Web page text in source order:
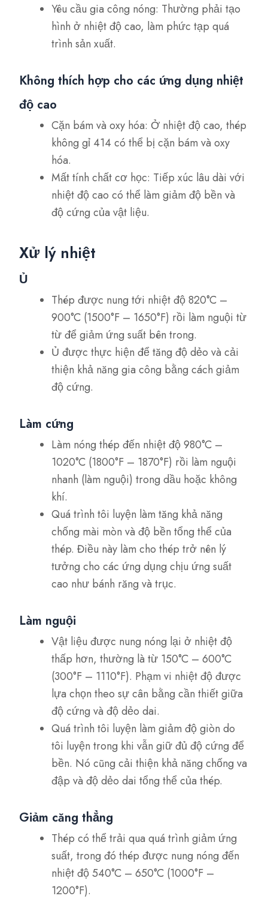
Yêu cầu gia công nóng: Thường phải tạo
hình ở nhiệt độ cao, làm phức tạp quá
trình sản xuất.
Không thích hợp cho các ứng dụng nhiệt
độ cao
Cặn bám và oxy hóa: Ở nhiệt độ cao, thép
không gỉ 414 có thể bị cặn bám và oxy
hóa.
Mất tính chất cơ học: Tiếp xúc lâu dài với
nhiệt độ cao có thể làm giảm độ bền và
độ cứng của vật liệu.
Xử lý nhiệt
Ủ
Thép được nung tới nhiệt độ 820°C –
900°C (1500°F – 1650°F) rồi làm nguội từ
từ để giảm ứng suất bên trong.
Ủ được thực hiện để tăng độ dẻo và cải
thiện khả năng gia công bằng cách giảm
độ cứng.
Làm cứng
Làm nóng thép đến nhiệt độ 980°C –
1020°C (1800°F – 1870°F) rồi làm nguội
nhanh (làm nguội) trong dầu hoặc không
khí.
Quá trình tôi luyện làm tăng khả năng
chống mài mòn và độ bền tổng thể của
thép. Điều này làm cho thép trở nên lý
tưởng cho các ứng dụng chịu ứng suất
cao như bánh răng và trục.
Làm nguội
Vật liệu được nung nóng lại ở nhiệt độ
thấp hơn, thường là từ 150°C – 600°C
(300°F – 1110°F). Phạm vi nhiệt độ được
lựa chọn theo sự cân bằng cần thiết giữa
độ cứng và độ dẻo dai.
Quá trình tôi luyện làm giảm độ giòn do
tôi luyện trong khi vẫn giữ đủ độ cứng để
bền. Nó cũng cải thiện khả năng chống va
đập và độ dẻo dai tổng thể của thép.
Giảm căng thẳng
Thép có thể trải qua quá trình giảm ứng
suất, trong đó thép được nung nóng đến
nhiệt độ 540°C – 650°C (1000°F –
1200°F).